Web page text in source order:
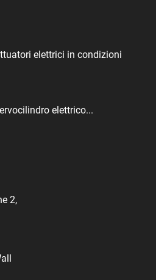
elettrici in condizioni
elettrico...
2,